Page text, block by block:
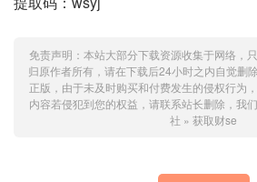
免责声明：本站大部分下载资源收集于网络，
归原作者所有，请在下载后24小时之内自觉删
正版，由于未及时购买和付费发生的侵权行为
内容若侵犯到您的权益，请联系站长删除，我
社 » 获取财se